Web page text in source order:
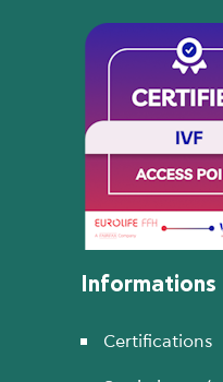
Informations
Certifications